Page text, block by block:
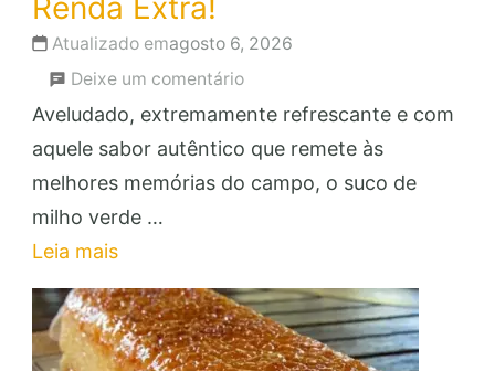
Renda Extra!
Atualizado emagosto 6, 2026
Deixe um comentárioem
Suco
de
Milho
Faça
e
Venda
Aveludado, extremamente refrescante e com
aquele sabor autêntico que remete às
melhores memórias do campo, o suco de
milho verde …
Leia mais